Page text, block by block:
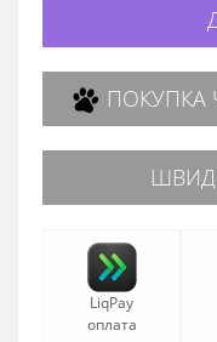
ПОКУПКА
LiqPay
оплата